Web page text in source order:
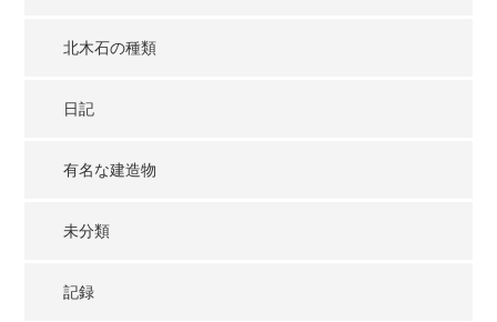
北木石の種類
日記
有名な建造物
未分類
記録